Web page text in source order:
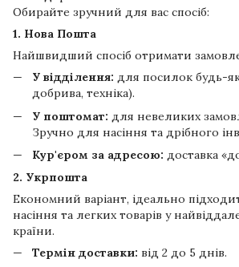
Обирайте зручний для вас спосіб:
1. Нова Пошта
Найшвидший спосіб отримати
У відділення: для посилок будь-
добрива, техніка).
У поштомат: для невеликих
Зручно для насіння та дрібного
Кур'єром за адресою: доставка
2. Укрпошта
Економний варіант, ідеально
насіння та легких товарів у
країни.
Термін доставки: від 2 до 5 днів.